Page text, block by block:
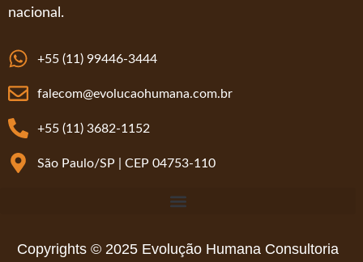
nacional.
+55 (11) 99446-3444
falecom@evolucaohumana.com.br
+55 (11) 3682-1152
São Paulo/SP | CEP 04753-110
Copyrights © 2025 Evolução Humana Consultoria